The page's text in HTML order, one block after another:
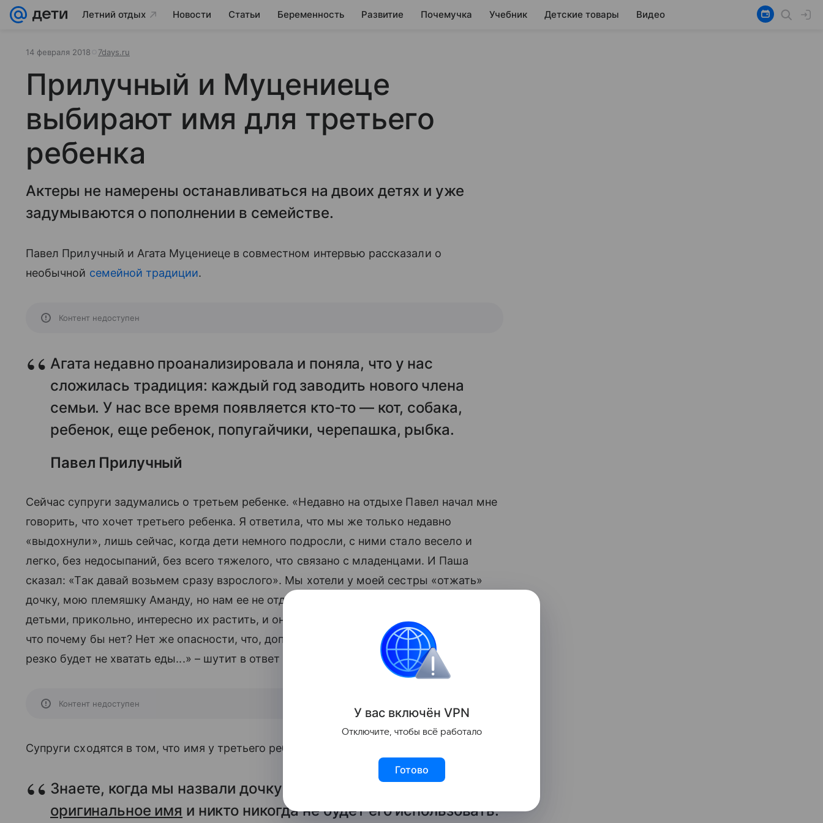
Летний отдых Новости Статьи Беременность Развитие Почемучка Учебник Детские товары Видео
14 февраля 2018 7days.ru
Прилучный и Муцениеце
выбирают имя для третьего
ребенка
Актеры не намерены останавливаться на двоих детях и уже
задумываются о пополнении в семействе.
Павел Прилучный и Агата Муцениеце в совместном интервью рассказали о
необычной семейной традиции.
Контент недоступен
Агата недавно проанализировала и поняла, что у нас
сложилась традиция: каждый год заводить нового члена
семьи. У нас все время появляется кто-то — кот, собака,
ребенок, еще ребенок, попугайчики, черепашка, рыбка.
Павел Прилучный
Сейчас супруги задумались о третьем ребенке. «Недавно на отдыхе Павел начал мне
говорить, что хочет третьего ребенка. Я ответила, что мы же только недавно
«выдохнули», лишь сейчас, когда дети немного подросли, с ними стало весело и
легко, без недосыпаний, без всего тяжелого, что связано с младенцами. И Паша
сказал: «Так давай возьмем сразу взрослого». Мы хотели у моей сестры «отжать»
дочку, мою племяшку Аманду, но нам ее не отдают», – смеется Агата. «Нам весело с
детьми, прикольно, интересно их растить, и они у нас получаются замечательные. Так
что почему бы нет? Нет же опасности, что, допустим, появится третий ребенок и нам
резко будет не хватать еды...» – шутит в ответ Павел.
Контент недоступен
Супруги сходятся в том, что имя у третьего ребенка будет очень оригинальное.
Знаете, когда мы назвали дочку Мией, думали, что
оригинальное имя и никто никогда не будет его использовать.
У вас включён VPN
Отключите, чтобы всё работало
Готово